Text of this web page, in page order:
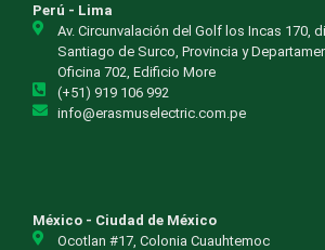
Perú - Lima
Av. Circunvalación del Golf los Incas 170,
Santiago de Surco, Provincia y
Oficina 702, Edificio More
(+51) 919 106 992
info@erasmuselectric.com.pe
México - Ciudad de México
Ocotlan #17, Colonia Cuauhtemoc